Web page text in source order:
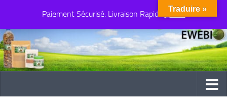
Paiement Sécurisé. Livraison Rapide Ignorer
Au dessous du contenu
Traduire »